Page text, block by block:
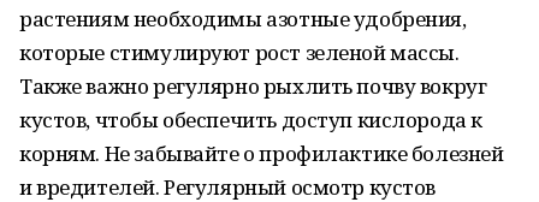
растениям необходимы азотные удобрения,
которые стимулируют рост зеленой массы.
Также важно регулярно рыхлить почву вокруг
кустов, чтобы обеспечить доступ кислорода к
корням. Не забывайте о профилактике болезней
и вредителей. Регулярный осмотр кустов